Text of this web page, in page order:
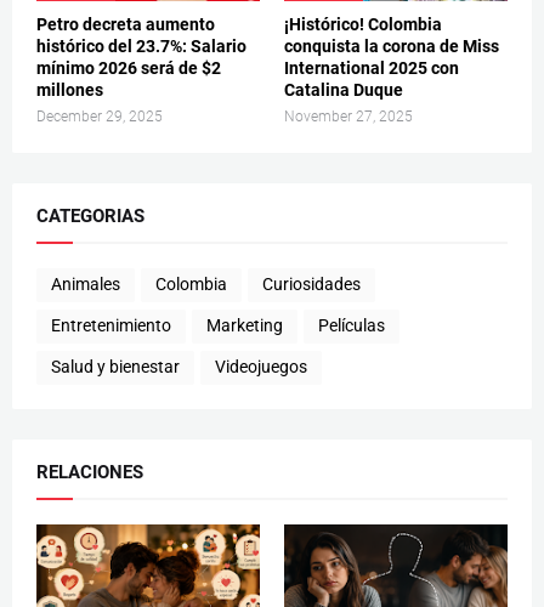
Petro decreta aumento
histórico del 23.7%: Salario
mínimo 2026 será de $2
millones
December 29, 2025
¡Histórico! Colombia
conquista la corona de Miss
International 2025 con
Catalina Duque
November 27, 2025
CATEGORIAS
Animales Colombia Curiosidades
Entretenimiento Marketing Películas
Salud y bienestar Videojuegos
RELACIONES